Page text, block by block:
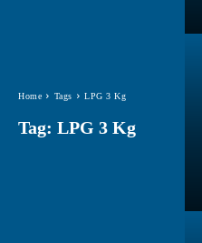
Home Tags LPG 3 Kg
Tag: LPG 3 Kg